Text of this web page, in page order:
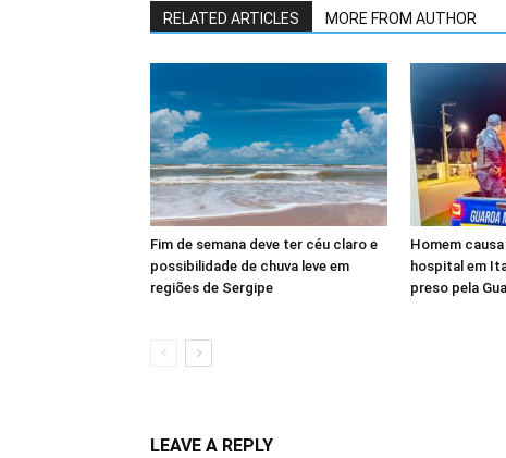
RELATED ARTICLES MORE FROM AUTHOR
Fim de semana deve ter céu claro e
possibilidade de chuva leve em
regiões de Sergipe
Homem
hospital em
preso pela
LEAVE A REPLY